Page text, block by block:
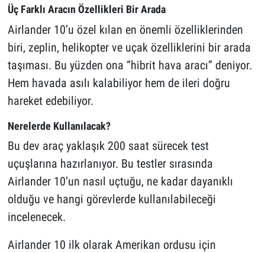
Üç Farklı Aracın Özellikleri Bir Arada
Airlander 10’u özel kılan en önemli özelliklerinden
biri, zeplin, helikopter ve uçak özelliklerini bir arada
taşıması. Bu yüzden ona “hibrit hava aracı” deniyor.
Hem havada asılı kalabiliyor hem de ileri doğru
hareket edebiliyor.
Nerelerde Kullanılacak?
Bu dev araç yaklaşık 200 saat sürecek test
uçuşlarına hazırlanıyor. Bu testler sırasında
Airlander 10’un nasıl uçtuğu, ne kadar dayanıklı
olduğu ve hangi görevlerde kullanılabileceği
incelenecek.
Airlander 10 ilk olarak Amerikan ordusu için